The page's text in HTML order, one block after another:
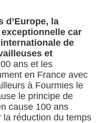
d’Europe, la
car
de
et
ans et les
en France avec
à Fourmies le
le principe de
cause 100 ans
la réduction du temps